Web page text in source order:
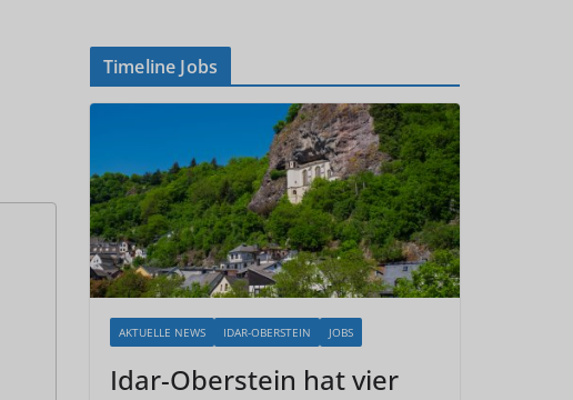
Timeline Jobs
AKTUELLE NEWS IDAR-OBERSTEIN JOBS
Idar-Oberstein hat vier